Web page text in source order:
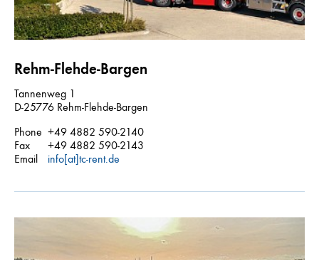
Rehm-Flehde-Bargen
Tannenweg 1
D-25776 Rehm-Flehde-Bargen
Phone +49 4882 590-2140
Fax
+49 4882 590-2143
Email
info[at]tc-rent.de